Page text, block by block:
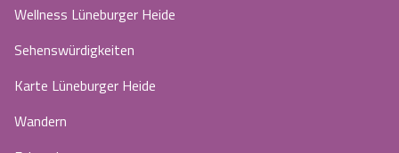
Wellness Lüneburger Heide
Sehenswürdigkeiten
Karte Lüneburger Heide
Wandern